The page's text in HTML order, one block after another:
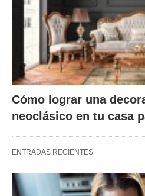
Cómo lograr una
neoclásico en tu casa
ENTRADAS RECIENTES